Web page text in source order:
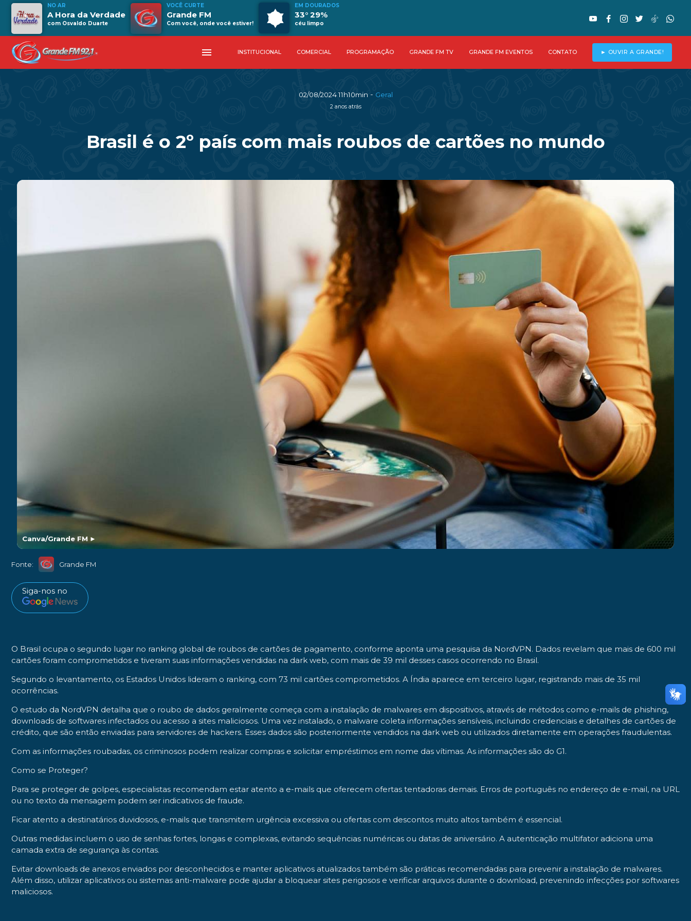
NO AR
A Hora da Verdade
com Osvaldo Duarte
VOCÊ CURTE
Grande FM
Com você, onde você estiver!
EM DOURADOS
33° 29%
céu limpo
menu INSTITUCIONAL COMERCIAL PROGRAMAÇÃO GRANDE FM TV GRANDE FM EVENTOS CONTATO ► OUVIR A GRANDE!
02/08/2024 11h10min - Geral
2 anos atrás
Brasil é o 2º país com mais roubos de cartões no mundo
Canva/Grande FM ►
Fonte: Grande FM
Siga-nos no
O Brasil ocupa o segundo lugar no ranking global de roubos de cartões de pagamento, conforme aponta uma pesquisa da NordVPN. Dados revelam que mais de 600 mil
cartões foram comprometidos e tiveram suas informações vendidas na dark web, com mais de 39 mil desses casos ocorrendo no Brasil.
Segundo o levantamento, os Estados Unidos lideram o ranking, com 73 mil cartões comprometidos. A Índia aparece em terceiro lugar, registrando mais de 35 mil
ocorrências.
O estudo da NordVPN detalha que o roubo de dados geralmente começa com a instalação de malwares em dispositivos, através de métodos como e-mails de phishing,
downloads de softwares infectados ou acesso a sites maliciosos. Uma vez instalado, o malware coleta informações sensíveis, incluindo credenciais e detalhes de cartões de
crédito, que são então enviadas para servidores de hackers. Esses dados são posteriormente vendidos na dark web ou utilizados diretamente em operações fraudulentas.
Com as informações roubadas, os criminosos podem realizar compras e solicitar empréstimos em nome das vítimas. As informações são do G1.
Como se Proteger?
Para se proteger de golpes, especialistas recomendam estar atento a e-mails que oferecem ofertas tentadoras demais. Erros de português no endereço de e-mail, na URL
ou no texto da mensagem podem ser indicativos de fraude.
Ficar atento a destinatários duvidosos, e-mails que transmitem urgência excessiva ou ofertas com descontos muito altos também é essencial.
Outras medidas incluem o uso de senhas fortes, longas e complexas, evitando sequências numéricas ou datas de aniversário. A autenticação multifator adiciona uma
camada extra de segurança às contas.
Evitar downloads de anexos enviados por desconhecidos e manter aplicativos atualizados também são práticas recomendadas para prevenir a instalação de malwares.
Além disso, utilizar aplicativos ou sistemas anti-malware pode ajudar a bloquear sites perigosos e verificar arquivos durante o download, prevenindo infecções por softwares
maliciosos.